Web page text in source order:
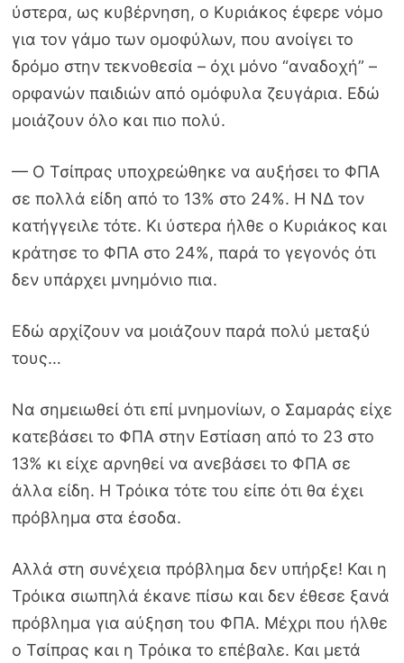
ύστερα, ως κυβέρνηση, ο Κυριάκος έφερε νόμο
για τον γάμο των ομοφύλων, που ανοίγει το
δρόμο στην τεκνοθεσία – όχι μόνο “αναδοχή” –
ορφανών παιδιών από ομόφυλα ζευγάρια. Εδώ
μοιάζουν όλο και πιο πολύ.
— Ο Τσίπρας υποχρεώθηκε να αυξήσει το ΦΠΑ
σε πολλά είδη από το 13% στο 24%. Η ΝΔ τον
κατήγγειλε τότε. Κι ύστερα ήλθε ο Κυριάκος και
κράτησε το ΦΠΑ στο 24%, παρά το γεγονός ότι
δεν υπάρχει μνημόνιο πια.
Εδώ αρχίζουν να μοιάζουν παρά πολύ μεταξύ
τους…
Να σημειωθεί ότι επί μνημονίων, ο Σαμαράς είχε
κατεβάσει το ΦΠΑ στην Εστίαση από το 23 στο
13% κι είχε αρνηθεί να ανεβάσει το ΦΠΑ σε
άλλα είδη. Η Τρόικα τότε του είπε ότι θα έχει
πρόβλημα στα έσοδα.
Αλλά στη συνέχεια πρόβλημα δεν υπήρξε! Και η
Τρόικα σιωπηλά έκανε πίσω και δεν έθεσε ξανά
πρόβλημα για αύξηση του ΦΠΑ. Μέχρι που ήλθε
ο Τσίπρας και η Τρόικα το επέβαλε. Και μετά